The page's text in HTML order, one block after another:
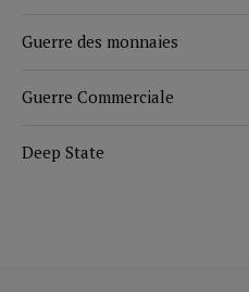
Guerre des monnaies
Guerre Commerciale
Deep State